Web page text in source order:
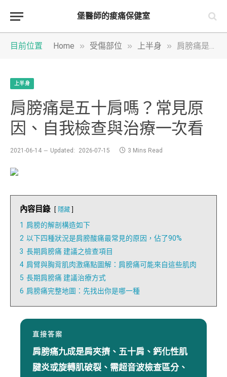
堡醫師的痠痛保健室
目前位置 Home » 受傷部位 » 上半身 » 肩膀痛是五十肩嗎？常見原因、自我檢查與治療一次看
上半身
肩膀痛是五十肩嗎？常見原
因、自我檢查與治療一次看
2021-06-14 Updated: 2026-07-15 3 Mins Read
內容目錄 隱藏
1 肩膀的解剖構造如下
2 以下四種狀況是肩膀酸痛最常見的原因，佔了90%
3 長期肩膀痛 建議之檢查項目
4 肩臂與胸背肌肉激痛點圖解：肩膀痛可能來自這些肌肉
5 長期肩膀痛 建議治療方式
6 肩膀痛完整地圖：先找出你是哪一種
直接答案
肩膀痛九成是肩夾擠、五十肩、鈣化性肌
腱炎或旋轉肌破裂、需超音波檢查區分、